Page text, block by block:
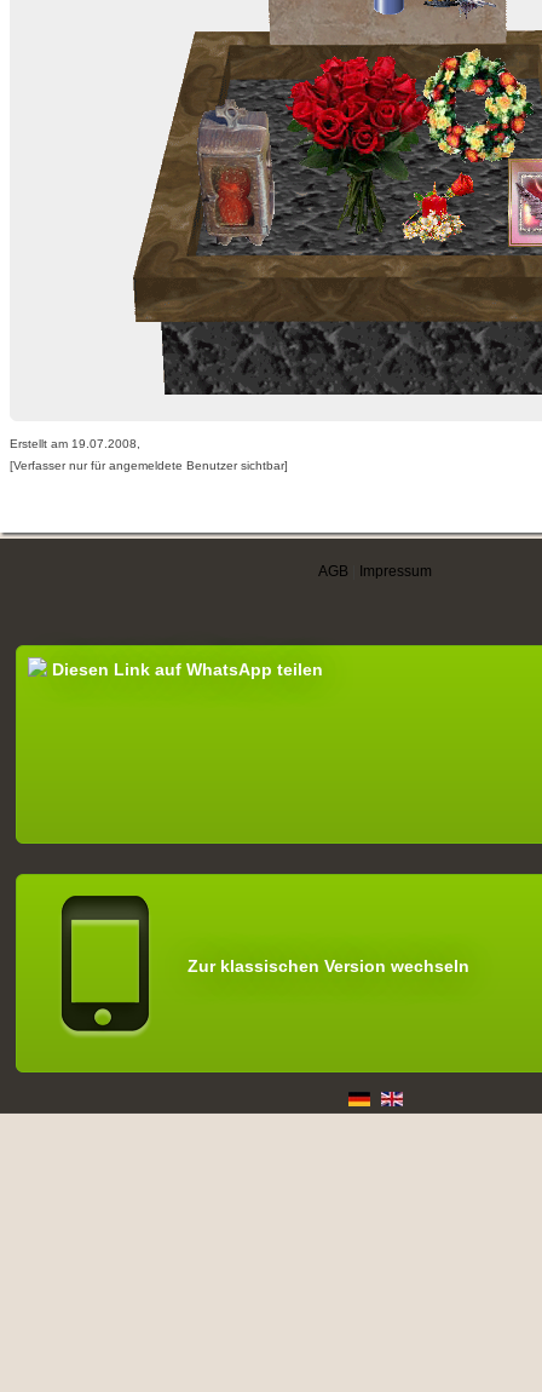
Erstellt am 19.07.2008,
[Verfasser nur für angemeldete Benutzer sichtbar]
AGB Impressum
Diesen Link auf WhatsApp teilen
Zur klassischen Version wechseln